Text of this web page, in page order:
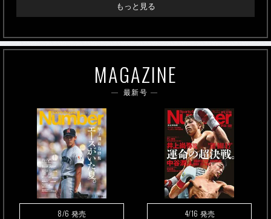
もっと見る
MAGAZINE
最新号
8/6 発売 4/16 発売